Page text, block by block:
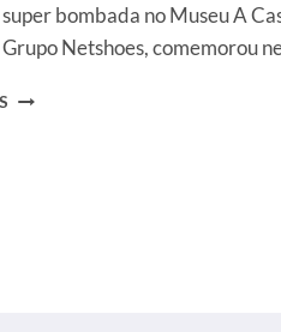
bombada no Museu A
Netshoes, comemorou
GIOVANNA